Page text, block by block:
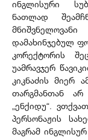
ინგლისური
ნათლად
დამახინჯებულ
კორექტორის
უამრავჯერ
კიკნაძის მიერ
თარგმანთან
„ენქიდუ“.
პერსონაჟის
მაგრამ